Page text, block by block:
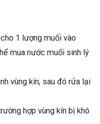
1 lượng muối vào
mua nước muối sinh lý
vùng kín, sau đó rửa lại
hợp vùng kín bị khô